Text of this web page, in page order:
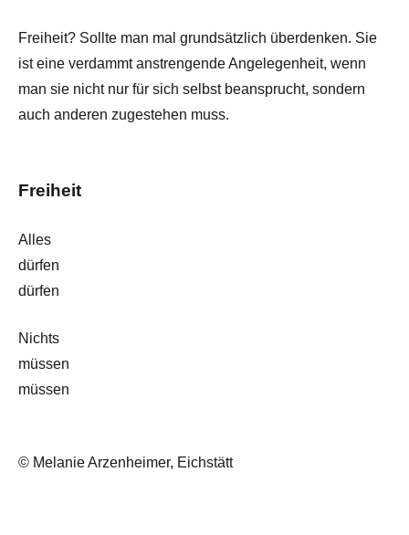
Freiheit? Sollte man mal grundsätzlich überdenken. Sie
ist eine verdammt anstrengende Angelegenheit, wenn
man sie nicht nur für sich selbst beansprucht, sondern
auch anderen zugestehen muss.
Freiheit
Alles
dürfen
dürfen
Nichts
müssen
müssen
© Melanie Arzenheimer, Eichstätt